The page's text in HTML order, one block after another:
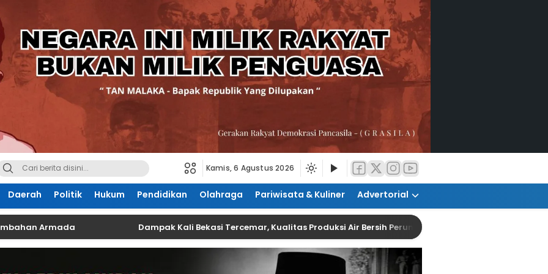
Kamis, 6 Agustus 2026
Daerah Politik Hukum Pendidikan Olahraga Pariwisata & Kuliner Advertorial
Armada Dampak Kali Bekasi Tercemar, Kualitas Produksi Air Bersih Perumda Tirta Patriot Menurun